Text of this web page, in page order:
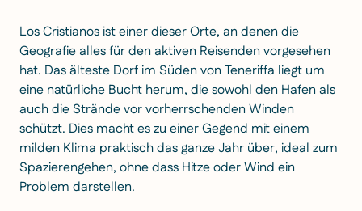
Los Cristianos ist einer dieser Orte, an denen die
Geografie alles für den aktiven Reisenden vorgesehen
hat. Das älteste Dorf im Süden von Teneriffa liegt um
eine natürliche Bucht herum, die sowohl den Hafen als
auch die Strände vor vorherrschenden Winden
schützt. Dies macht es zu einer Gegend mit einem
milden Klima praktisch das ganze Jahr über, ideal zum
Spazierengehen, ohne dass Hitze oder Wind ein
Problem darstellen.